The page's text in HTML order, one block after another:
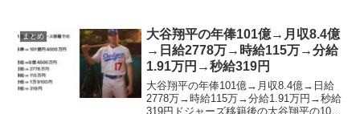
話題なっています。ポケモンカードの転
売で稼ぐ「せどり...
まとめ
大谷翔平の年俸101億→月収8.4億
→日給2778万→時給115万→分給
1.91万円→秒給319円
大谷翔平の年俸101億→月収8.4億→日給
2778万→時給115万→分給1.91万円→秒給
319円ドジャーズ移籍後の大谷翔平の10年